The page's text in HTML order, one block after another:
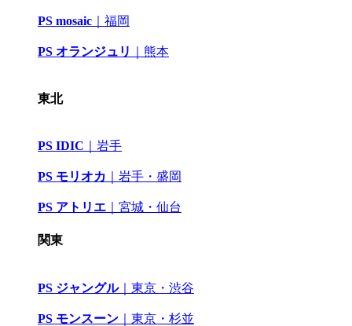
PS mosaic 福岡
PS オランジュリ 熊本
東北
PS IDIC 岩手
PS モリオカ ｜岩手・盛岡
PS アトリエ 宮城・仙台
関東
PS ジャングル｜ 東京・渋谷
PS モンスーン 東京・杉並